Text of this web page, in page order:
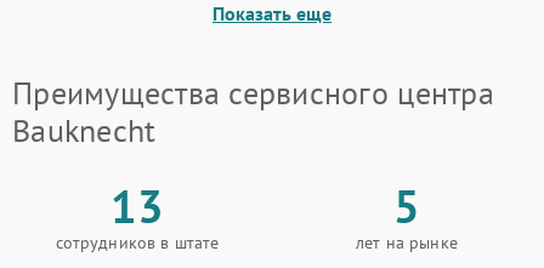
Показать еще
Преимущества сервисного центра
Bauknecht
13
сотрудников в штате
5
лет на рынке